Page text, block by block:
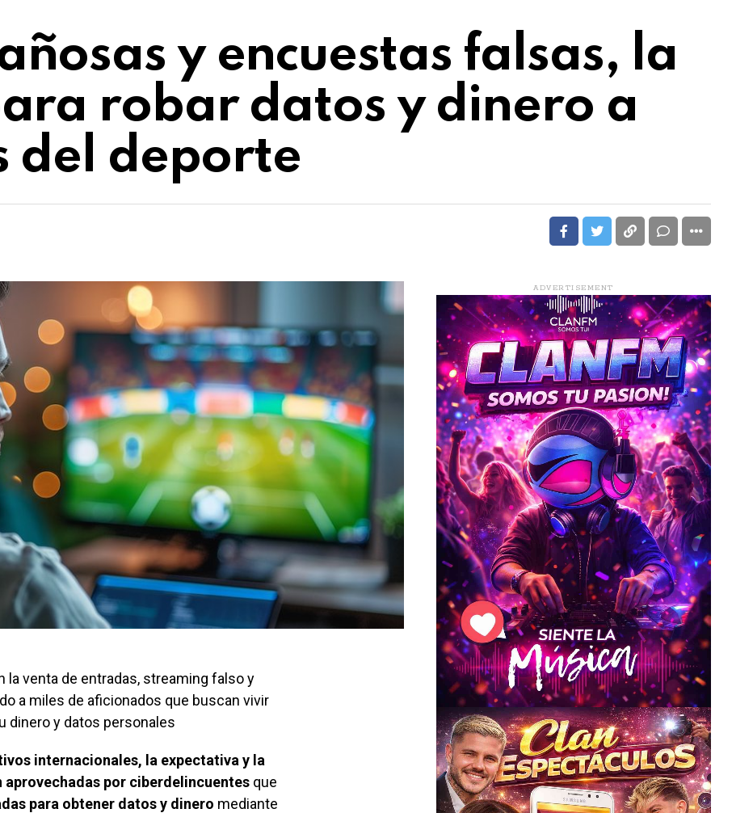
y encuestas falsas, la
robar datos y dinero a
del deporte
la venta de entradas, streaming falso y
a miles de aficionados que buscan vivir
dinero y datos personales
internacionales, la expectativa y la
por ciberdelincuentes que
para obtener datos y dinero mediante
ADVERTISEMENT